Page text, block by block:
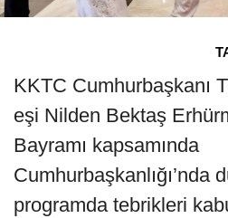
KKTC Cumhurbaşkanı
eşi Nilden Bektaş
Bayramı kapsamında
Cumhurbaşkanlığı’nda
programda tebrikleri